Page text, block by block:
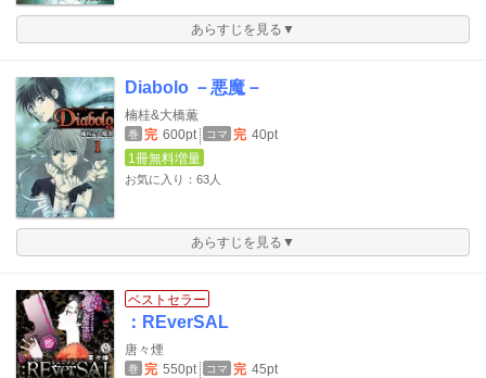
あらすじを見る▼
Diabolo －悪魔－
楠桂&大橋薫
巻 完 600pt コマ 完 40pt
1冊無料増量
お気に入り：63人
あらすじを見る▼
ベストセラー
：REverSAL
唐々煙
巻 完 550pt コマ 完 45pt